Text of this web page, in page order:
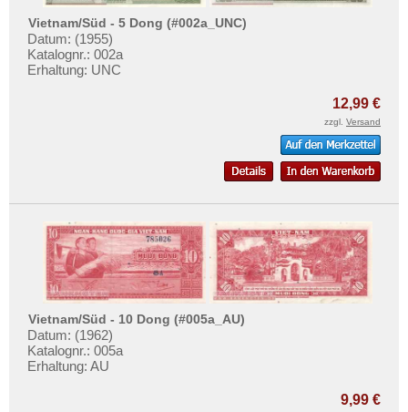
Testbanknoten
Banknotenbriefe
Kataloge
Informationen
Preislisten
Ankauf
Erhaltungsgrade
Gratisbanknoten
FAQ
Vietnam/Süd - 5 Dong (#002a_UNC)
Datum: (1955)
Katalognr.: 002a
Erhaltung: UNC
12,99 €
zzgl. Versand
Vietnam/Süd - 10 Dong (#005a_AU)
Datum: (1962)
Katalognr.: 005a
Erhaltung: AU
9,99 €